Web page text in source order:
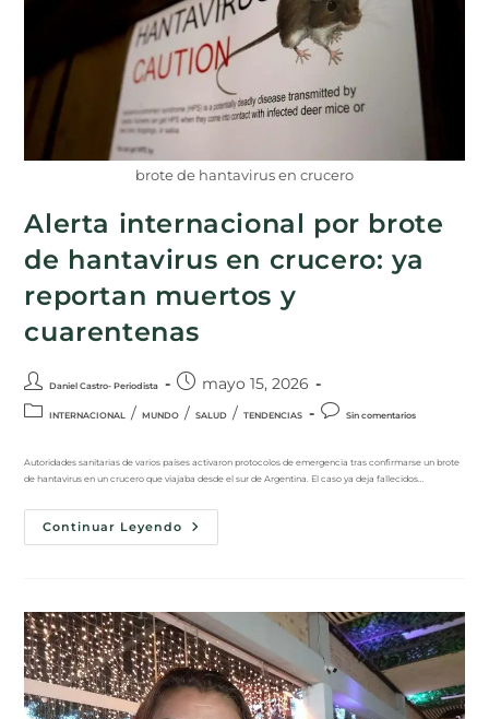
brote de hantavirus en crucero
Alerta internacional por brote
de hantavirus en crucero: ya
reportan muertos y
cuarentenas
Daniel Castro- Periodista mayo 15, 2026
INTERNACIONAL / MUNDO / SALUD / TENDENCIAS Sin comentarios
Autoridades sanitarias de varios países activaron protocolos de emergencia tras confirmarse un brote
de hantavirus en un crucero que viajaba desde el sur de Argentina. El caso ya deja fallecidos…
Continuar Leyendo